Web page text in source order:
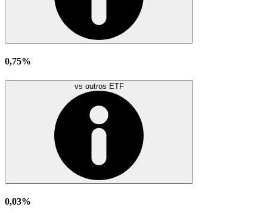
0,75%
vs outros ETF
0,03%